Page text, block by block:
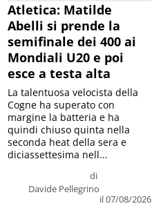
Atletica: Matilde
Abelli si prende la
semifinale dei 400 ai
Mondiali U20 e poi
esce a testa alta
di
Davide Pellegrino
il 07/08/2026
La talentuosa velocista della
Cogne ha superato con
margine la batteria e ha
quindi chiuso quinta nella
seconda heat della sera e
diciassettesima nell...